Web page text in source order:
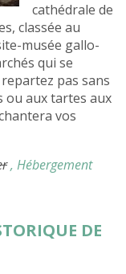
cathédrale de
classée au
musée gallo-
qui se
pas sans
aux tartes aux
vos
, Hébergement
DE